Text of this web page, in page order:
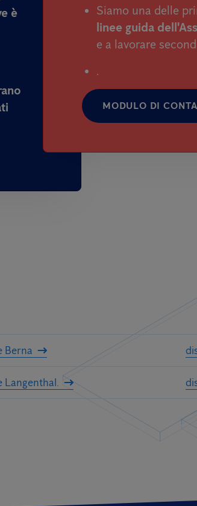
è
Siamo una delle
linee guida
e a lavorare
.
MODULO DI
Berna
Langenthal.